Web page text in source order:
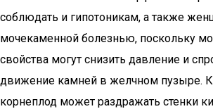
соблюдать и гипотоникам, а также
мочекаменной болезнью, поскольку
свойства могут снизить давление и
движение камней в желчном пузыре.
корнеплод может раздражать стенки